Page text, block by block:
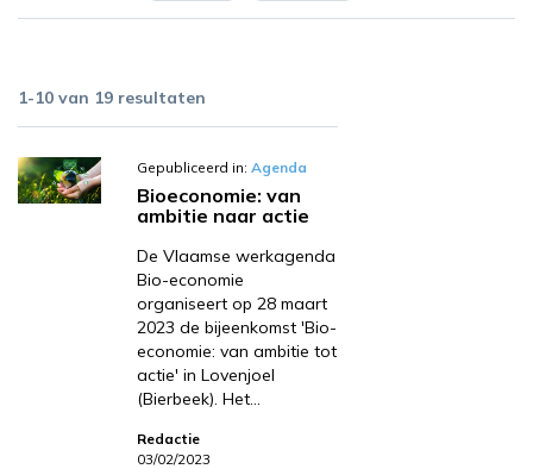
1-10 van 19 resultaten
Gepubliceerd in: Agenda
Bioeconomie: van
ambitie naar actie
De Vlaamse werkagenda
Bio-economie
organiseert op 28 maart
2023 de bijeenkomst 'Bio-
economie: van ambitie tot
actie' in Lovenjoel
(Bierbeek). Het…
Redactie
03/02/2023